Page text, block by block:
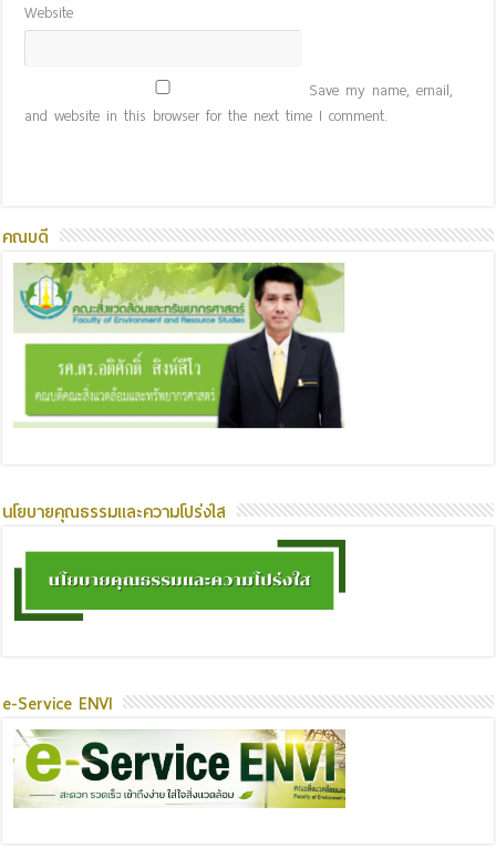
Website
Save my name, email,
and website in this browser for the next time I comment.
คณบดี
นโยบายคุณธรรมและความโปร่งใส
e-Service ENVI